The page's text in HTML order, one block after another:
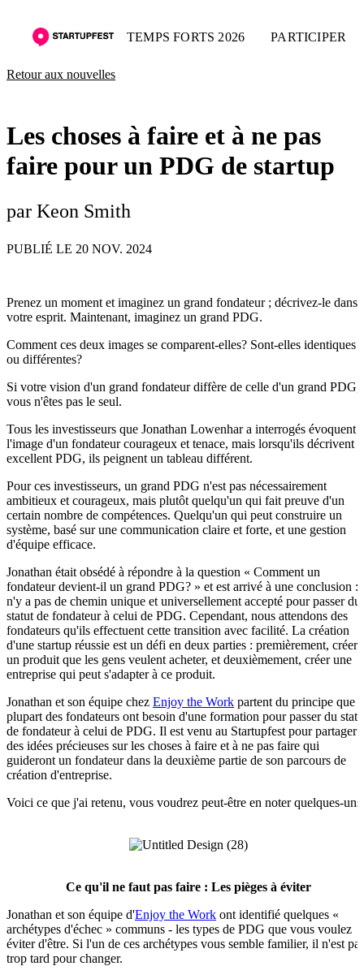
TEMPS FORTS 2026 PARTICIPER
Retour aux nouvelles
Les choses à faire et à ne pas
faire pour un PDG de startup
par Keon Smith
PUBLIÉ LE 20 NOV. 2024
Prenez un moment et imaginez un grand fondateur ; décrivez-le dans
votre esprit. Maintenant, imaginez un grand PDG.
Comment ces deux images se comparent-elles? Sont-elles identiques
ou différentes?
Si votre vision d'un grand fondateur diffère de celle d'un grand PDG,
vous n'êtes pas le seul.
Tous les investisseurs que Jonathan Lowenhar a interrogés évoquent
l'image d'un fondateur courageux et tenace, mais lorsqu'ils décrivent
excellent PDG, ils peignent un tableau différent.
Pour ces investisseurs, un grand PDG n'est pas nécessairement
ambitieux et courageux, mais plutôt quelqu'un qui fait preuve d'un
certain nombre de compétences. Quelqu'un qui peut construire un
système, basé sur une communication claire et forte, et une gestion
d'équipe efficace.
Jonathan était obsédé à répondre à la question « Comment un
fondateur devient-il un grand PDG? » et est arrivé à une conclusion :
n'y a pas de chemin unique et universellement accepté pour passer du
statut de fondateur à celui de PDG. Cependant, nous attendons des
fondateurs qu'ils effectuent cette transition avec facilité. La création
d'une startup réussie est un défi en deux parties : premièrement, créer
un produit que les gens veulent acheter, et deuxièmement, créer une
entreprise qui peut s'adapter à ce produit.
Jonathan et son équipe chez Enjoy the Work partent du principe que
plupart des fondateurs ont besoin d'une formation pour passer du
de fondateur à celui de PDG. Il est venu au Startupfest pour partager
des idées précieuses sur les choses à faire et à ne pas faire qui
guideront un fondateur dans la deuxième partie de son parcours de
création d'entreprise.
Voici ce que j'ai retenu, vous voudrez peut-être en noter quelques-uns.
Ce qu'il ne faut pas faire : Les pièges à éviter
Jonathan et son équipe d'Enjoy the Work ont identifié quelques «
archétypes d'échec » communs - les types de PDG que vous voulez
éviter d'être. Si l'un de ces archétypes vous semble familier, il n'est pas
trop tard pour changer.